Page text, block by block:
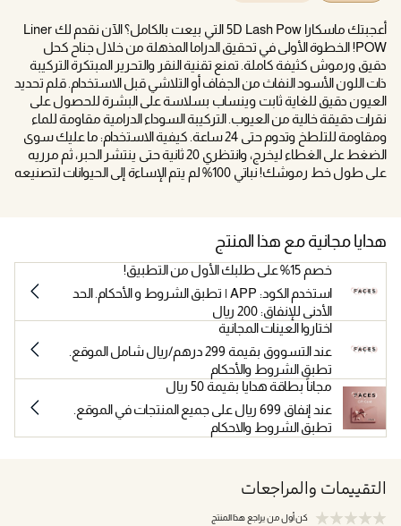
أعجبتك ماسكارا 5D Lash Pow التي بيعت بالكامل؟ الآن نقدم لك Liner
POW! الخطوة الأولى في تحقيق الدراما المذهلة من خلال جناح كحل
دقيق ورموش كثيفة كاملة. تمنع تقنية النقر والتحرير المبتكرة التركيبة
ذات اللون الأسود النفاث من الجفاف أو التلاشي قبل الاستخدام. قلم تحديد
العيون دقيق للغاية ثابت وينساب بسلاسة على البشرة للحصول على
نقرات دقيقة خالية من العيوب. التركيبة السوداء الدرامية مقاومة للماء
ومقاومة للتلطخ وتدوم حتى 24 ساعة. ​كيفية الاستخدام: ما عليك سوى
الضغط على الغطاء ليخرج، وانتظري 20 ثانية حتى ينتشر الحبر، ثم مرريه
على طول خط رموشك! نباتي 100% لم يتم الإساءة إلى الحيوانات لتصنيعه
هدايا مجانية مع هذا المنتج
خصم 15% على طلبك الأول من التطبيق!
استخدم الكود: APP | تطبق الشروط و الأحكام. الحد
الأدنى للإنفاق: 200 ريال
اختاروا العينات المجانية
عند التسووق بقيمة 299 درهم/ريال شامل الموقع.
تطبق الشروط والأحكام
مجاناً بطاقة هدايا بقيمة 50 ريال
عند إنفاق 699 ريال على جميع المنتجات في الموقع.
تطبق الشروط والاحكام
التقييمات والمراجعات
كن أول من يراجع هذا المنتج